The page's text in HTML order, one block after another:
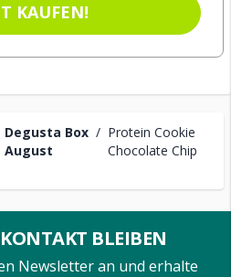
Degusta Box
August
/ Protein Cookie
Chocolate Chip
KAUFEN!
BLEIBEN
Newsletter an und erhalte